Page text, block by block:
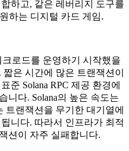
하고, 같은 레버리지 도구를
하는 디지털 카드 게임.
크로드를 운영하기 시작했을
은 시간에 많은 트랜잭션이
준 Solana RPC 제공 환경에
니다. Solana의 높은 속도는
트랜잭션을 무기한 대기열에
니다. 따라서 인프라가 최적
션이 자주 실패합니다.